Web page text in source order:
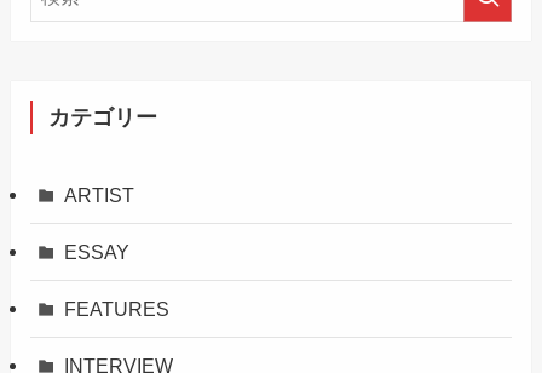
カテゴリー
ARTIST
ESSAY
FEATURES
INTERVIEW